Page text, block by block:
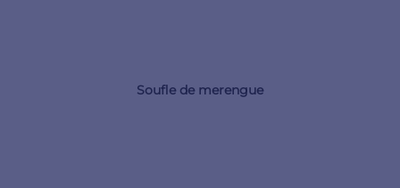
Soufle de merengue